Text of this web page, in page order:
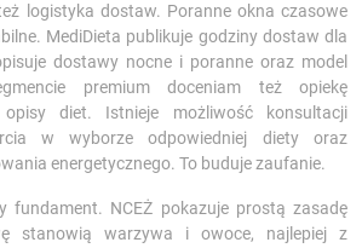
logistyka dostaw. Poranne okna czasowe
MediDieta publikuje godziny dostaw dla
dostawy nocne i poranne oraz model
premium doceniam też opiekę
diet. Istnieje możliwość konsultacji
w wyborze odpowiedniej diety oraz
energetycznego. To buduje zaufanie.
fundament. NCEŻ pokazuje prostą zasadę
stanowią warzywa i owoce, najlepiej z